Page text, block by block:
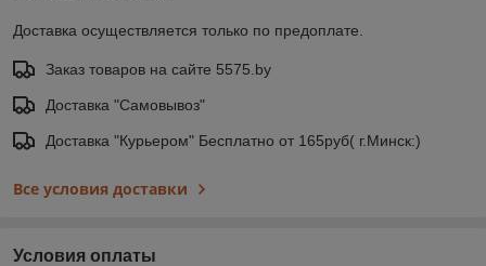
Доставка осуществляется только по предоплате.
Заказ товаров на сайте 5575.by
Доставка "Самовывоз"
Доставка "Курьером" Бесплатно от 165руб( г.Минск:)
Все условия доставки
Условия оплаты